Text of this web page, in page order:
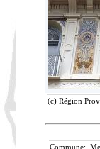
(c) Région
Commune: